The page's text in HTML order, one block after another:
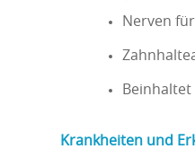
Nerven
Krankheiten und